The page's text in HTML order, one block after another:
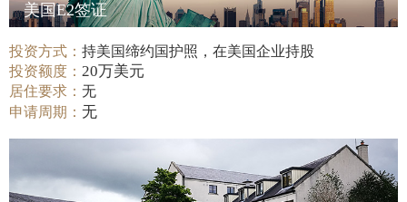
美国E2签证
投资方式：持美国缔约国护照，在美国企业持股
投资额度： 20万美元
居住要求：无
申请周期：无